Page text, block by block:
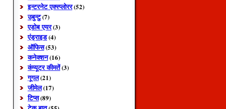
इन्टरनेट एक्स्प्लोरर(52)
उबुन्टु(7)
एडोब एयर(3)
एंड्राइड(4)
ऑफिस(53)
कनेक्शन(16)
कंप्यूटर कीमतें(3)
गूगल(21)
जीमेल(17)
टिप्स(89)